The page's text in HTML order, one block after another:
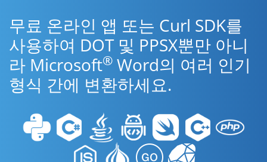
무료 온라인 앱 또는 Curl SDK를
사용하여 DOT 및 PPSX뿐만 아니
라 Microsoft® Word의 여러 인기
형식 간에 변환하세요.